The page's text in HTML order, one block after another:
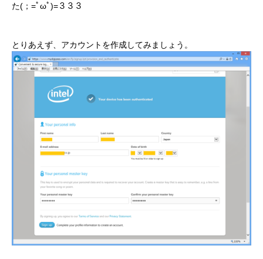
た(；=ﾟωﾟ)=３３３
とりあえず、アカウントを作成してみましょう。